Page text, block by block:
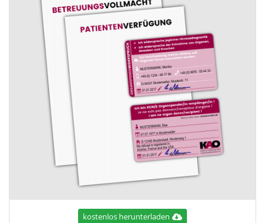
kostenlos herunterladen